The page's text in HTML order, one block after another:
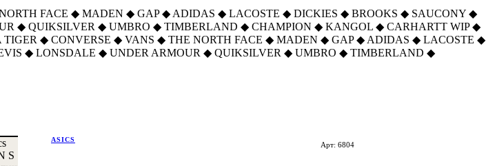
FACE ◆ MADEN ◆ GAP ◆ ADIDAS ◆ LACOSTE ◆ DICKIES ◆ BROOKS ◆ SAUCONY ◆
◆ QUIKSILVER ◆ UMBRO ◆ TIMBERLAND ◆ CHAMPION ◆ KANGOL ◆ CARHARTT WIP ◆
TIGER ◆ CONVERSE ◆ VANS ◆ THE NORTH FACE ◆ MADEN ◆ GAP ◆ ADIDAS ◆ LACOSTE ◆
◆ LONSDALE ◆ UNDER ARMOUR ◆ QUIKSILVER ◆ UMBRO ◆ TIMBERLAND ◆
ASICS
Арт: 6804